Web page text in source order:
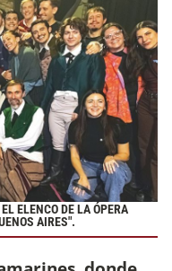
ELENCO DE LA ÓPERA
AIRES".